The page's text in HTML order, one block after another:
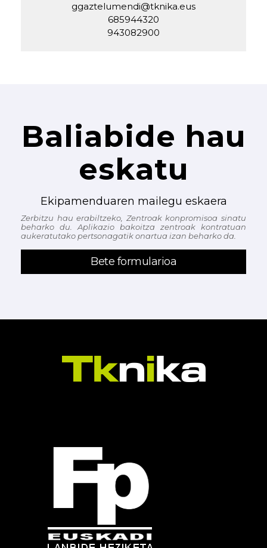
ggaztelumendi@tknika.eus
685944320
943082900
Baliabide hau
eskatu
Ekipamenduaren mailegu eskaera
Zerbitzu hau erabiltzeko, Zentroak konpromisoa sinatu
beharko du. Aplikazio bakoitza zentroak kontratuan
aukeratutako pertsonagatik onartua izan beharko da.
Bete formularioa